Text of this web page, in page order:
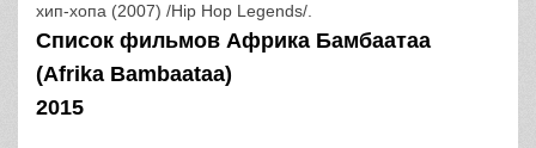
хип-хопа (2007) /Hip Hop Legends/.
Список фильмов Африка Бамбаатаа
(Afrika Bambaataa)
2015